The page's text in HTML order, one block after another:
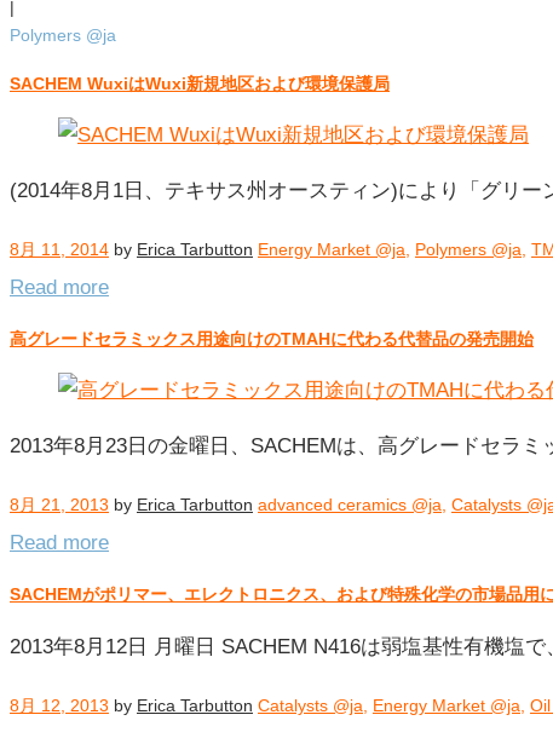
|
Polymers @ja
カ
ー:
SACHEM WuxiはWuxi新規地区および環境保護局
(2014年8月1日、テキサス州オースティン)により「グリ
8月 11, 2014 by Erica Tarbutton Energy Market @ja, Polymers @ja,
Read more
高グレードセラミックス用途向けのTMAHに代わる代替品の発売開始
2013年8月23日の金曜日、SACHEMは、高グレードセラ
8月 21, 2013 by Erica Tarbutton advanced ceramics @ja, Catalysts
Read more
SACHEMがポリマー、エレクトロニクス、および特殊化学の市場品用
2013年8月12日 月曜日 SACHEM N416は弱塩基性有機塩
8月 12, 2013 by Erica Tarbutton Catalysts @ja Energy Market @ja